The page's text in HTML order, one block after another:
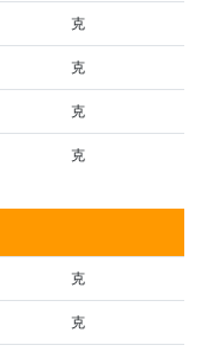
克
克
克
克
克
克